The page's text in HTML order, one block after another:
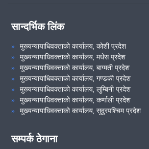
सान्दर्भिक लिंक
मुख्यन्यायाधिवक्ताको कार्यालय, कोशी प्रदेश
मुख्यन्यायाधिवक्ताको कार्यालय, मधेस प्रदेश
मुख्यन्यायाधिवक्ताको कार्यालय, बाग्मती प्रदेश
मुख्यन्यायाधिवक्ताको कार्यालय, गण्डकी प्रदेश
मुख्यन्यायाधिवक्ताको कार्यालय, लुम्बिनी प्रदेश
मुख्यन्यायाधिवक्ताको कार्यालय, कर्णाली प्रदेश
मुख्यन्यायाधिवक्ताको कार्यालय, सुदुरपश्चिम प्रदेश
सम्पर्क ठेगाना